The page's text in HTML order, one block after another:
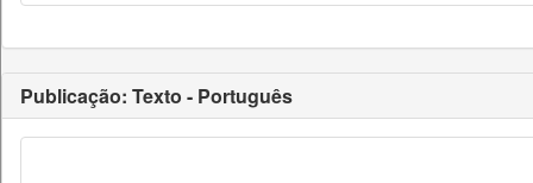
Publicação: Texto - Português